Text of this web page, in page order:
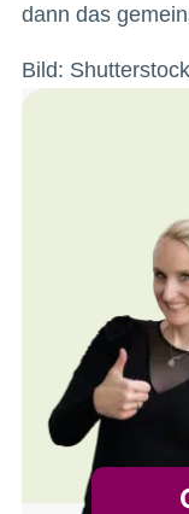
dann das
Bild: Shutterstock